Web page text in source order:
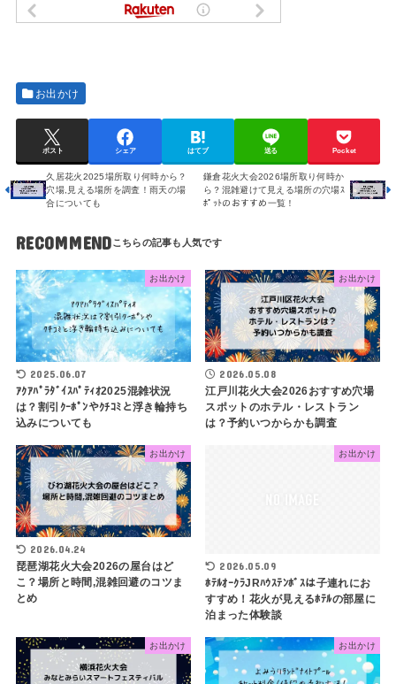
お出かけ
ポスト シェア はてブ 送る Pocket
久居花火2025場所取り何時から？
穴場,見える場所を調査！雨天の場
合についても
鎌倉花火大会2026場所取り何時か
ら？混雑避けて見える場所の穴場ｽ
ﾎﾟｯﾄのおすすめ一覧！
RECOMMEND
お出かけ
2025.06.07
ｱｸｱﾊﾟﾗﾀﾞｲｽﾊﾟﾃｨｵ2025混雑状況
は？割引ｸｰﾎﾟﾝやｸﾁｺﾐと浮き輪持ち
込みについても
お出かけ
2026.05.08
江戸川花火大会2026おすすめ穴場
スポットのホテル・レストラン
は？予約いつからかも調査
お出かけ
2026.04.24
琵琶湖花火大会2026の屋台はど
こ？場所と時間,混雑回避のコツま
とめ
お出かけ
2026.05.09
ﾎﾃﾙｵｰｸﾗJRﾊｳｽﾃﾝﾎﾞｽは子連れにお
すすめ！花火が見えるﾎﾃﾙの部屋に
泊まった体験談
お出かけ お出かけ